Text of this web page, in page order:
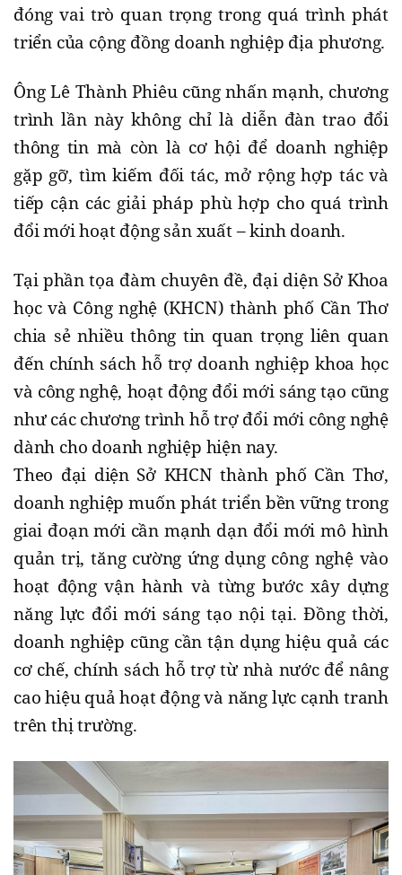
đóng vai trò quan trọng trong quá trình phát
triển của cộng đồng doanh nghiệp địa phương.
Ông Lê Thành Phiêu cũng nhấn mạnh, chương
trình lần này không chỉ là diễn đàn trao đổi
thông tin mà còn là cơ hội để doanh nghiệp
gặp gỡ, tìm kiếm đối tác, mở rộng hợp tác và
tiếp cận các giải pháp phù hợp cho quá trình
đổi mới hoạt động sản xuất – kinh doanh.
Tại phần tọa đàm chuyên đề, đại diện Sở Khoa
học và Công nghệ (KHCN) thành phố Cần Thơ
chia sẻ nhiều thông tin quan trọng liên quan
đến chính sách hỗ trợ doanh nghiệp khoa học
và công nghệ, hoạt động đổi mới sáng tạo cũng
như các chương trình hỗ trợ đổi mới công nghệ
dành cho doanh nghiệp hiện nay.
Theo đại diện Sở KHCN thành phố Cần Thơ,
doanh nghiệp muốn phát triển bền vững trong
giai đoạn mới cần mạnh dạn đổi mới mô hình
quản trị, tăng cường ứng dụng công nghệ vào
hoạt động vận hành và từng bước xây dựng
năng lực đổi mới sáng tạo nội tại. Đồng thời,
doanh nghiệp cũng cần tận dụng hiệu quả các
cơ chế, chính sách hỗ trợ từ nhà nước để nâng
cao hiệu quả hoạt động và năng lực cạnh tranh
trên thị trường.